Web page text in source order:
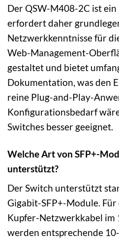
Der QSW-M408-2C ist ein
erfordert daher
Netzwerkkenntnisse für
Web-Management-
gestaltet und bietet
Dokumentation, was den
reine Plug-and-Play-
Konfigurationsbedarf
Switches besser geeignet.
Welche Art von SFP+-
unterstützt?
Der Switch unterstützt
Gigabit-SFP+-Module.
Kupfer-Netzwerkkabel im
werden entsprechende